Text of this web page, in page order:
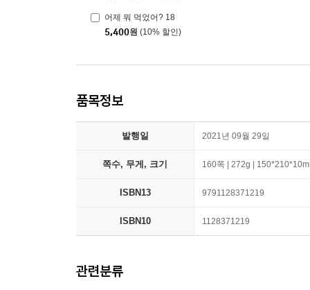
어제 뭐 먹었어? 18
5,400원 (10% 할인)
품목정보
발행일 2021년 09월 29일
쪽수, 무게, 크기 160쪽 | 272g |
ISBN13 9791128371219
ISBN10 1128371219
관련분류